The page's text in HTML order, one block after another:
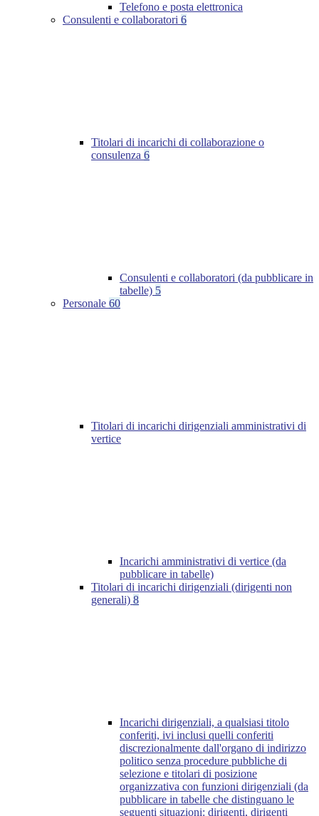
Telefono e posta elettronica
Consulenti e collaboratori 6
Titolari di incarichi di collaborazione o
consulenza 6
Consulenti e collaboratori (da pubblicare in
tabelle) 5
Personale 60
Titolari di incarichi dirigenziali amministrativi di
vertice
Incarichi amministrativi di vertice (da
pubblicare in tabelle)
Titolari di incarichi dirigenziali (dirigenti non
generali) 8
Incarichi dirigenziali, a qualsiasi titolo
conferiti, ivi inclusi quelli conferiti
discrezionalmente dall'organo di indirizzo
politico senza procedure pubbliche di
selezione e titolari di posizione
organizzativa con funzioni dirigenziali (da
pubblicare in tabelle che distinguano le
seguenti situazioni: dirigenti, dirigenti